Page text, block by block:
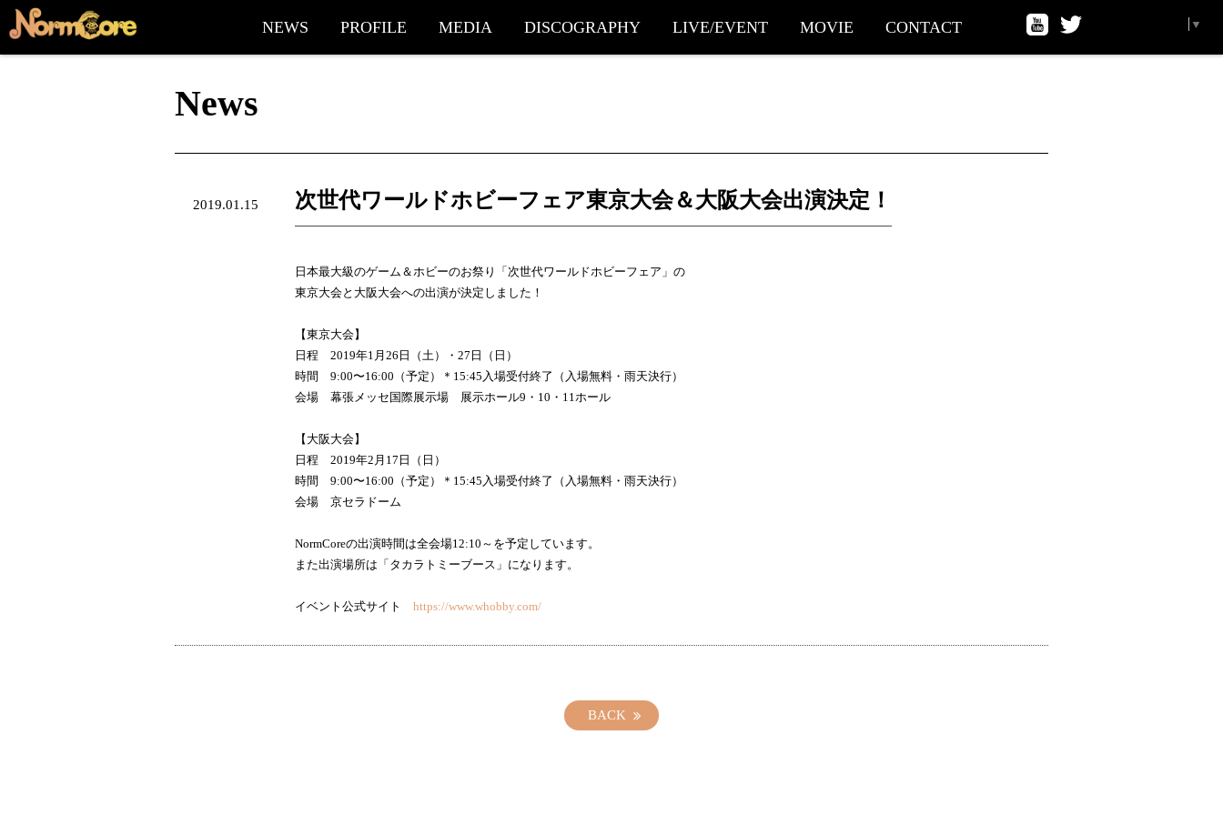
NEWS PROFILE MEDIA DISCOGRAPHY LIVE/EVENT MOVIE CONTACT ▼
News
2019.01.15 次世代ワールドホビーフェア東京大会＆大阪大会出演決定！
日本最大級のゲーム＆ホビーのお祭り「次世代ワールドホビーフェア」の
東京大会と大阪大会への出演が決定しました！
【東京大会】
日程 2019年1月26日（土）・27日（日）
時間 9:00〜16:00（予定）＊15:45入場受付終了（入場無料・雨天決行）
会場 幕張メッセ国際展示場 展示ホール9・10・11ホール
【大阪大会】
日程 2019年2月17日（日）
時間 9:00〜16:00（予定）＊15:45入場受付終了（入場無料・雨天決行）
会場 京セラドーム
NormCoreの出演時間は全会場12:10～を予定しています。
また出演場所は「タカラトミーブース」になります。
イベント公式サイト https://www.whobby.com/
BACK